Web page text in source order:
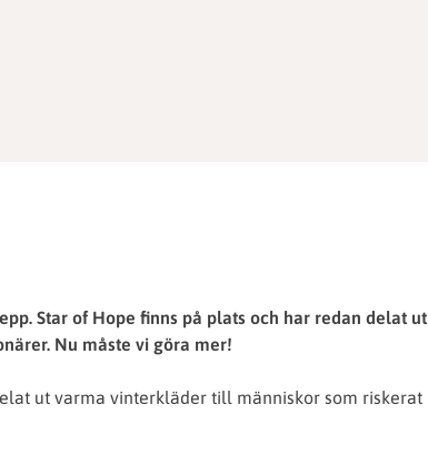
Star of Hope finns på plats och har redan delat ut
Nu måste vi göra mer!
ut varma vinterkläder till människor som riskerat